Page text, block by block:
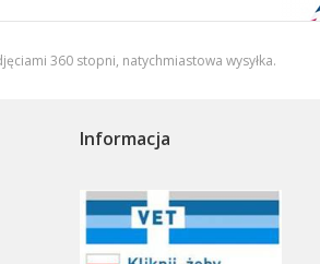
360 stopni, natychmiastowa wysyłka.
Informacja